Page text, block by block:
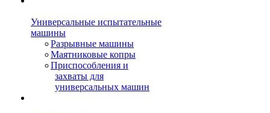
Универсальные испытательные
машины
Разрывные машины
Маятниковые копры
Приспособления и
захваты для
универсальных машин